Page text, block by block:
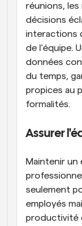
réunions,
décisions
interactions
de l'équipe.
données
du temps,
propices au
formalités.
Assurer
Maintenir un
seulement
employés
productivité